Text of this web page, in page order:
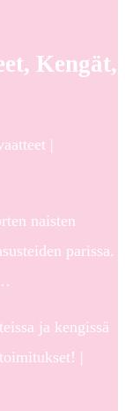
Kengät,
|
naisten
parissa.
ja kengissä
|